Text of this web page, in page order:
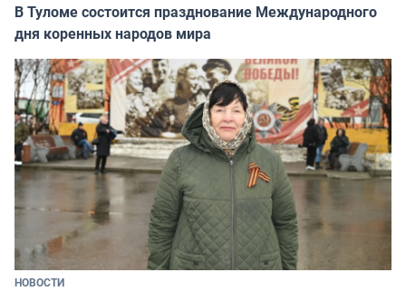
В Туломе состоится празднование Международного
дня коренных народов мира
НОВОСТИ